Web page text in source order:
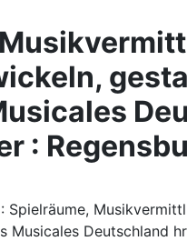
:
Spielräume,
Musicales Deutschland